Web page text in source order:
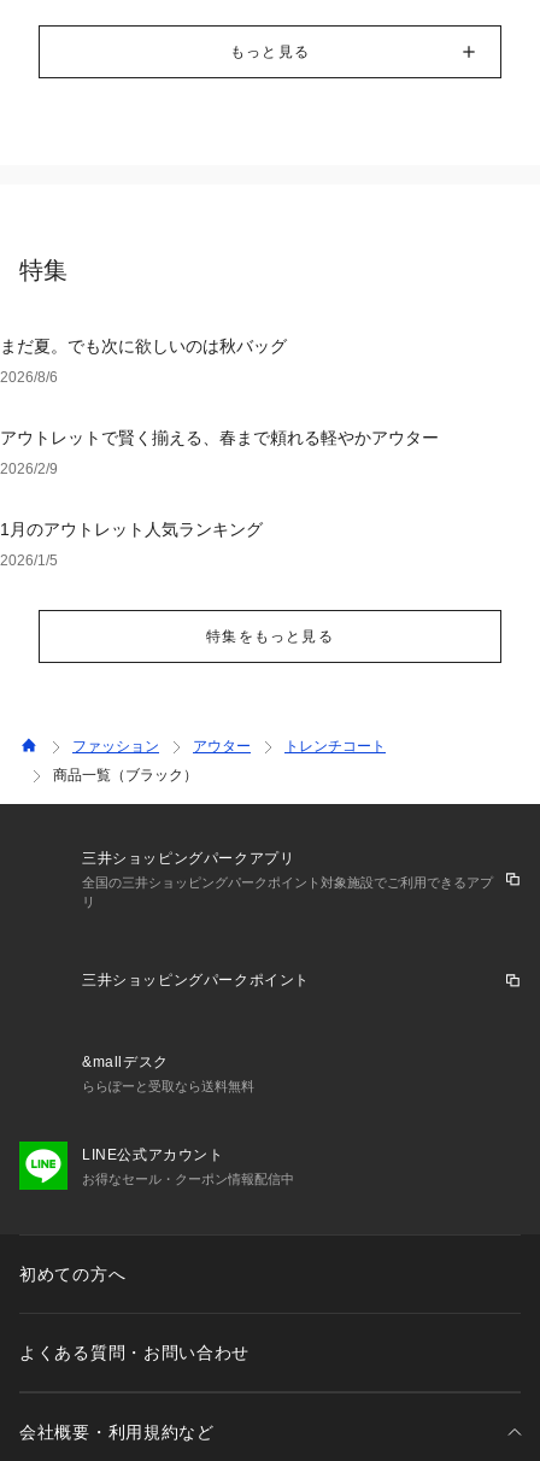
もっと見る
特集
まだ夏。でも次に欲しいのは秋バッグ
2026/8/6
アウトレットで賢く揃える、春まで頼れる軽やかアウター
2026/2/9
1月のアウトレット人気ランキング
2026/1/5
特集をもっと見る
ファッション アウター
トレンチコート
商品一覧（ブラック）
三井ショッピングパークアプリ
全国の三井ショッピングパークポイント対象施設でご利用できるアプ
リ
三井ショッピングパークポイント
&mallデスク
ららぽーと受取なら送料無料
LINE公式アカウント
お得なセール・クーポン情報配信中
初めての方へ
よくある質問・お問い合わせ
会社概要・利用規約など